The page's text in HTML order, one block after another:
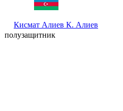
Кисмат Алиев К. Алиев
полузащитник